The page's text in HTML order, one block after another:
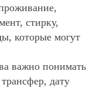
стирку,
которые могут
важно понимать
дату